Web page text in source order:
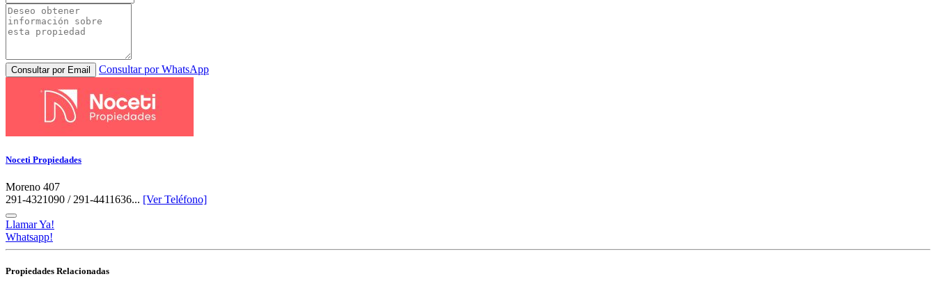
Consultar por Email Consultar por WhatsApp
Noceti Propiedades
Moreno 407
291-4321090 / 291-4411636... [Ver Teléfono]
Llamar Ya!
Whatsapp!
Propiedades Relacionadas